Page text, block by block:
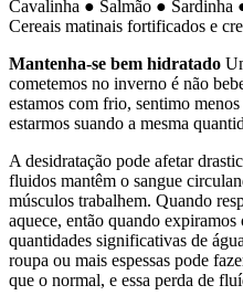
Cavalinha ● Salmão ● Sardinha
Cereais matinais fortificados e
Mantenha-se bem hidratado
cometemos no inverno é não
estamos com frio, sentimo
estarmos suando a mesma
A desidratação pode afetar
fluidos mantêm o sangue
músculos trabalhem. Quando
aquece, então quando
quantidades significativas de
roupa ou mais espessas pode
que o normal, e essa perda de